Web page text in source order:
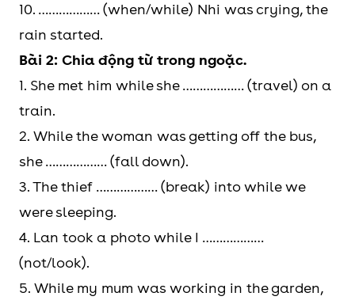
10. ……………… (when/while) Nhi was crying, the
rain started.
Bài 2: Chia động từ trong ngoặc.
1. She met him while she ……………… (travel) on a
train.
2. While the woman was getting off the bus,
she ……………… (fall down).
3. The thief ……………… (break) into while we
were sleeping.
4. Lan took a photo while I ………………
(not/look).
5. While my mum was working in the garden,